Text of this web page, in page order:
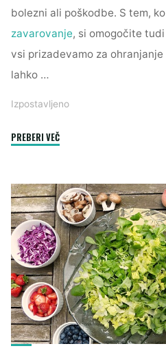
bolezni ali poškodbe. S tem, ko
zavarovanje, si omogočite
vsi prizadevamo za
lahko …
Izpostavljeno
PREBERI VEČ"Vloga
zavarovanja"